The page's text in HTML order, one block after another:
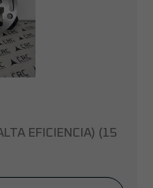
EFICIENCIA) (15